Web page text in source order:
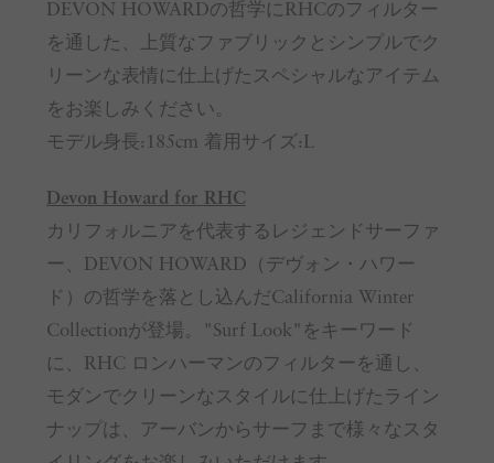
DEVON HOWARDの哲学にRHCのフィルター
を通した、上質なファブリックとシンプルでク
リーンな表情に仕上げたスペシャルなアイテム
をお楽しみください。
モデル身長:185cm 着用サイズ:L
Devon Howard for RHC
カリフォルニアを代表するレジェンドサーファ
ー、DEVON HOWARD（デヴォン・ハワー
ド）の哲学を落とし込んだCalifornia Winter
Collectionが登場。"Surf Look"をキーワード
に、RHC ロンハーマンのフィルターを通し、
モダンでクリーンなスタイルに仕上げたライン
ナップは、アーバンからサーフまで様々なスタ